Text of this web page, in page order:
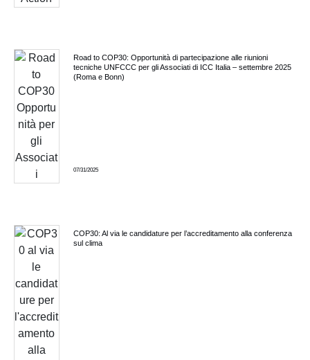
Road to COP30: Opportunità di partecipazione alle riunioni
tecniche UNFCCC per gli Associati di ICC Italia – settembre 2025
(Roma e Bonn)
07/31/2025
COP30: Al via le candidature per l’accreditamento alla conferenza
sul clima